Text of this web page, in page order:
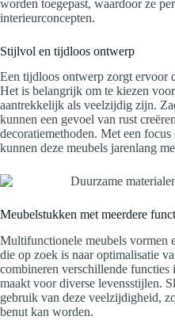
worden toegepast, waardoor ze
interieurconcepten.
Stijlvol en tijdloos ontwerp
Een tijdloos ontwerp zorgt ervoor
Het is belangrijk om te kiezen
aantrekkelijk als veelzijdig zijn.
kunnen een gevoel van rust
decoratiemethoden. Met een
kunnen deze meubels jarenlang
Meubelstukken met meerdere
Multifunctionele meubels vormen
die op zoek is naar optimalisatie
combineren verschillende
maakt voor diverse levensstijlen.
gebruik van deze veelzijdigheid,
benut kan worden.